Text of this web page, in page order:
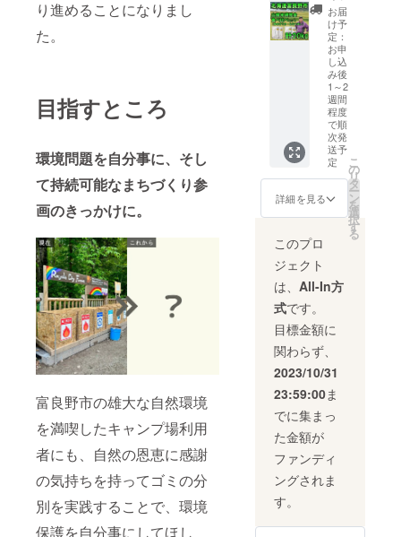
り進めることになりまし
た。
目指すところ
環境問題を自分事に、そし
て持続可能なまちづくり参
画のきっかけに。
富良野市の雄大な自然環境
を満喫したキャンプ場利用
者にも、自然の恩恵に感謝
の気持ちを持ってゴミの分
別を実践することで、環境
保護を自分事にしてほし
項/その
他 ※す
ぐにお
召し上
がりに
ならな
い場合
は、 冷
凍庫で
保存し
てくだ
さい。
※解凍後
はお早
めにお
召し上
がりく
ださ
い。 ※
開封
時、中
身が飛
び散る
ことが
ありま
すので
ご注意
くださ
い。 ※
骨、軟
骨など
の硬い
部分は
取り除
が、ま
他 ※直
射日光
を避
け、常
温で保
存して
くださ
い。
歳暮/お
祝い/贈
答品な
産者の
声 北海
道の肥
沃な大
地と冷
涼な気
候風土
味豊か
なにん
トマト
を、富
良野の
工場で
ジュー
スにし
まし
た。 製
造工場
では、
国際品
質規格
である
FSSC2
2000の
認証を
取得し
てお
全な製
かし、
途中で
倒れた
木も森
の生き
物に
とって
何らか
の役に
立って
いま
月～3
月)ご購
は、雪
が溶け
た4月以
降の植
樹とな
りま
す。 ※
証明書
は配送
にかか
るCO2
排出を
考慮
し、
メール
での
データ
送付
推奨し
射日光
を避
け、常
温で保
存して
くださ
い。 ※
画像は
イメー
ジで
す。
味 以上
のこだ
わり抜
いた4層
構造が
それぞ
れに溶
け合
い、富
良野の
大自然
ます。
◆ショ
チーズ
とチョ
コレー
ト、そ
れぞれ
の味わ
いをバ
ランス
良く楽
しめる
ベイク
ドチョ
コチー
ズケー
キの上
にふん
わりと
ろける
リーム
料理に
合いや
すく、
冷やす
とより
一層美
味しく
召し上
がれま
す。 ◆
ふらの
イン
チェ
らの
チーズ
工房を
代表す
る製品
です。
ふらの
ワイン
(赤)の着
色と付
香によ
り、
チーズ
表面に
大理石
模様が
浮き出
して見
ナチュ
いま
す。 熟
成した
香りと
程良い
コクが
特徴の
赤ワイ
ン、爽
やかな
果実味
と口当
たりの
良さが
特徴の
白ワイ
ンを是
非ご賞
味くだ
さい。
■生産者
の声 品
種選定
や品種
改良、
ぶどう
栽培技
術の導
入を重
ねるこ
とで完
熟した
良質な
ぶどう
れた醸
「北海
道のへ
そ」と
も呼ば
れる富
良野市
は、ラ
ベン
ダーに
よる観
光業以
外にも
米やた
まね
ぎ、 に
んじん
といっ
た農業
も盛ん
な地域
です。
富良野
市山部
地区の
お米
は、夕
張山地
のほぼ
中央に
位置
し、日
本200名
山であ
る芦別
たっぷ
お届
け予
定：
お申
し込
み後
1～2
週間
程度
で順
次発
送予
定
詳細を見る
こ
の
リ
タ
ー
ン
を
選
択
す
る
このプロ
ジェクト
は、 All-In方
式です。
目標金額に
関わらず、
2023/10/31
23:59:00ま
でに集まっ
た金額が
ファンディ
ングされま
す。